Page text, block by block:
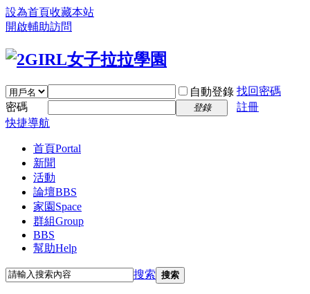
設為首頁收藏本站
開啟輔助訪問
自動登錄 找回密碼
密碼
登錄
註冊
快捷導航
首頁Portal
新聞
活動
論壇BBS
家園 Space
群組Group
BBS
幫助Help
搜索 搜索